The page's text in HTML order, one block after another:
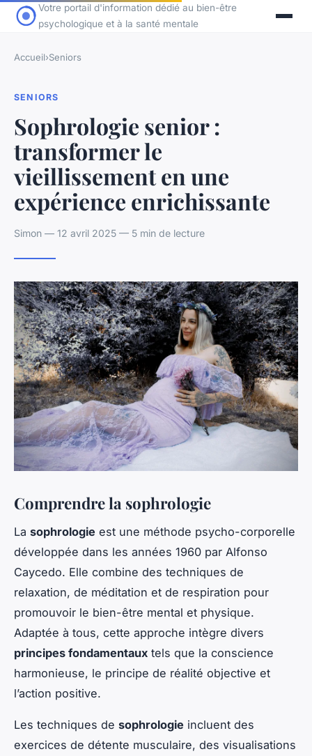
Votre portail d'information dédié au bien-être
psychologique et à la santé mentale
Accueil›Seniors
SENIORS
Sophrologie senior :
transformer le
vieillissement en une
expérience enrichissante
Simon — 12 avril 2025 — 5 min de lecture
Comprendre la sophrologie
La sophrologie est une méthode psycho-corporelle
développée dans les années 1960 par Alfonso
Caycedo. Elle combine des techniques de
relaxation, de méditation et de respiration pour
promouvoir le bien-être mental et physique.
Adaptée à tous, cette approche intègre divers
principes fondamentaux tels que la conscience
harmonieuse, le principe de réalité objective et
l’action positive.
Les techniques de sophrologie incluent des
exercices de détente musculaire, des visualisations